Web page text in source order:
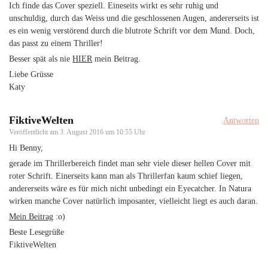
Ich finde das Cover speziell. Eineseits wirkt es sehr ruhig und
unschuldig, durch das Weiss und die geschlossenen Augen, andererseits ist
es ein wenig verstörend durch die blutrote Schrift vor dem Mund. Doch,
das passt zu einem Thriller!
Besser spät als nie HIER mein Beitrag.
Liebe Grüsse
Katy
FiktiveWelten
Veröffentlicht am 3. August 2016 um 10:55 Uhr
Antworten
Hi Benny,
gerade im Thrillerbereich findet man sehr viele dieser hellen Cover mit
roter Schrift. Einerseits kann man als Thrillerfan kaum schief liegen,
andererseits wäre es für mich nicht unbedingt ein Eyecatcher. In Natura
wirken manche Cover natürlich imposanter, vielleicht liegt es auch daran.
Mein Beitrag :o)
Beste Lesegrüße
FiktiveWelten